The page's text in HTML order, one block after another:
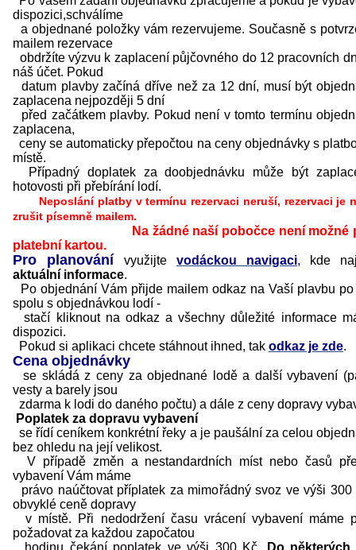
dispozici,schválíme
a objednané položky vám rezervujeme. Současně s
mailem rezervace
obdržíte výzvu k zaplacení půjčovného do 12 pracovních
náš účet. Pokud
datum plavby začíná dříve než za 12 dní, musí být
zaplacena nejpozději 5 dní
před začátkem plavby. Pokud není v tomto termínu
zaplacena,
ceny se automaticky přepočtou na ceny objednávky s
místě.
Případný doplatek za doobjednávku může být
hotovosti při přebírání lodí.
Neposlání platby v termínu rezervaci neruší, rezervaci je
zrušit písemně mailem.
Na žádné naší pobočce není možné
platební kartou.
Pro planování využijte vodáckou navigaci, kde
aktuální informace.
Po objednání Vám přijde mailem odkaz na Vaší plavbu po
spolu s objednávkou lodí -
stačí kliknout na odkaz a všechny důležité informace
dispozici.
Pokud si aplikaci chcete stáhnout ihned, tak odkaz je zde.
Cena objednávky
se skládá z ceny za objednané lodě a další vybavení
vesty a barely jsou
zdarma k lodi do daného počtu) a dále z ceny dopravy
Poplatek za dopravu vybavení
se řídí ceníkem konkrétní řeky a je paušální za celou
bez ohledu na její velikost.
V případě změn a nestandardních míst nebo časů
vybavení Vám máme
právo naúčtovat příplatek za mimořádný svoz ve výši 300
obvyklé ceně dopravy
v místě. Při nedodržení času vrácení vybavení máme
požadovat za každou započatou
hodinu čekání poplatek ve výši 300 Kč.
Do některých